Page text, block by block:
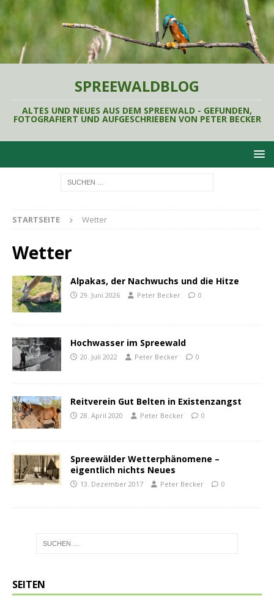
SPREEWALDBLOG
ALTES UND NEUES AUS DEM SPREEWALD - GEFUNDEN,
FOTOGRAFIERT UND AUFGESCHRIEBEN VON PETER BECKER
STARTSEITE Wetter
Wetter
Alpakas, der Nachwuchs und die Hitze
29. Juni 2026 Peter Becker 0
Hochwasser im Spreewald
20. Juli 2022 Peter Becker 0
Reitverein Gut Belten in Existenzangst
28. April 2020 Peter Becker 0
Spreewälder Wetterphänomene –
eigentlich nichts Neues
13. Dezember 2017 Peter Becker 0
SEITEN